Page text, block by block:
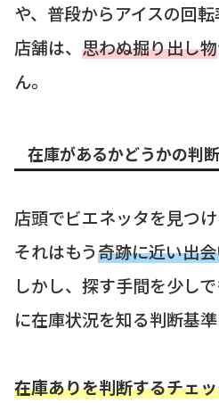
や、普段からアイスの回
店舗は、 思わぬ掘り出し物
ん。
在庫があるかどうかの判
店頭でビエネッタを見つけ
それはもう奇跡に近い出
しかし、探す手間を少し
に在庫状況を知る判断基準
在庫ありを判断するチェ